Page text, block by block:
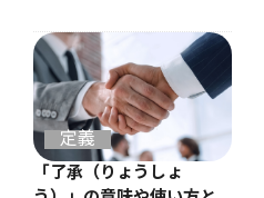
定義
「了承（りょうしょ